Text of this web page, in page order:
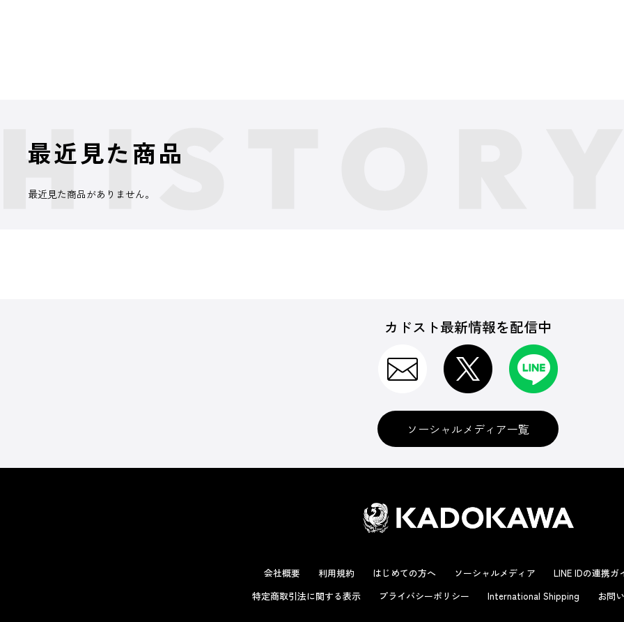
最近見た商品
最近見た商品がありません。
カドスト最新情報を配信中
ソーシャルメディア一覧
会社概要 利用規約 はじめての方へ ソーシャルメディア LINE IDの連携ガ
特定商取引法に関する表示
プライバシーポリシー International Shipping お問